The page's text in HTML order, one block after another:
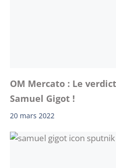
OM Mercato : Le
Samuel Gigot !
20 mars 2022